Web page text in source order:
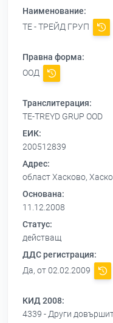
Наименование:
ТЕ - ТРЕЙД ГРУП
Правна форма:
ООД
Транслитерация:
TE-TREYD GRUP OOD
ЕИК:
200512839
Адрес:
област Хасково,
Основана:
11.12.2008
Статус:
действащ
ДДС регистрация:
Да, от 02.02.2009
КИД 2008:
4339 - Други